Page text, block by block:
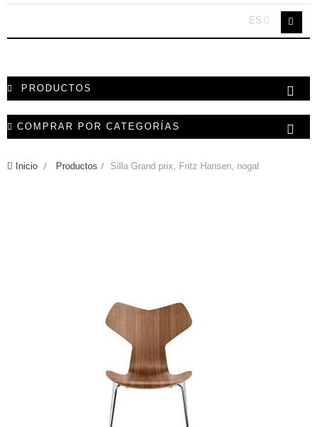
ES
PRODUCTOS
COMPRAR POR CATEGORÍAS
Inicio > Productos > Silla Grand prix, Fritz Hansen, nogal